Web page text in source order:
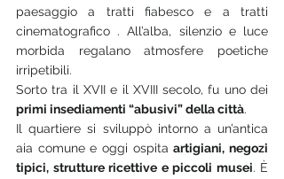
paesaggio a tratti fiabesco e a tratti
cinematografico . All’alba, silenzio e luce
morbida regalano atmosfere poetiche
irripetibili.
primi insediamenti “abusivi” della città.
Il quartiere si sviluppò intorno a un’antica
aia comune e oggi ospita artigiani, negozi
tipici, strutture ricettive e piccoli musei. È